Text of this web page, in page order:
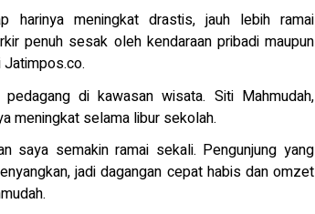
harinya meningkat drastis, jauh lebih ramai
penuh sesak oleh kendaraan pribadi maupun
di kawasan wisata. Siti Mahmudah,
meningkat selama libur sekolah.
saya semakin ramai sekali. Pengunjung yang
jadi dagangan cepat habis dan omzet